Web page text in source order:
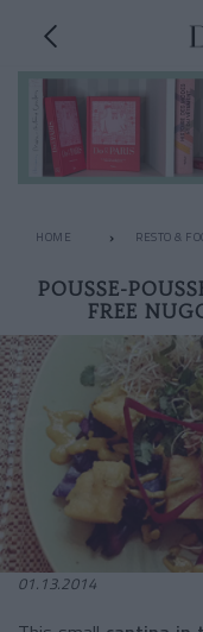
HOME RESTO &
POUSSE-
FREE
01.13.2014